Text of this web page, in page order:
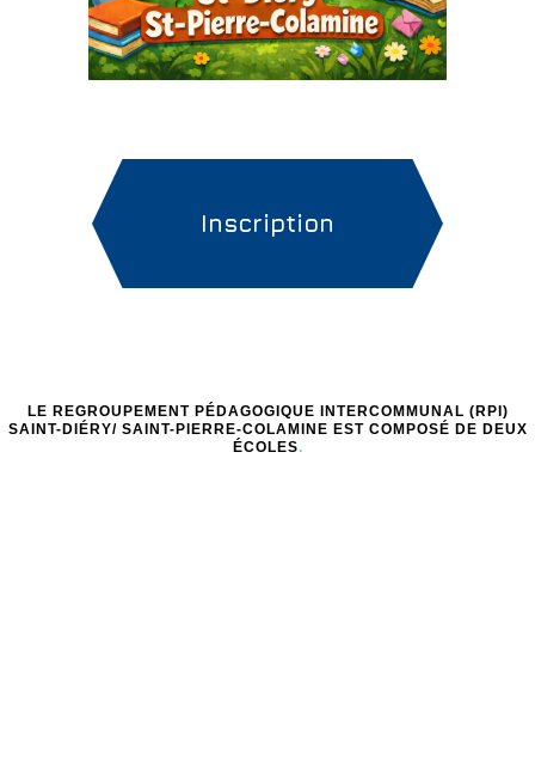
Inscription
LE REGROUPEMENT PÉDAGOGIQUE INTERCOMMUNAL (RPI)
SAINT-DIÉRY/ SAINT-PIERRE-COLAMINE EST COMPOSÉ DE DEUX
ÉCOLES.